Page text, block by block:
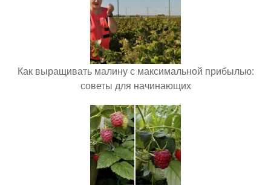
Как выращивать малину с максимальной прибылью:
советы для начинающих